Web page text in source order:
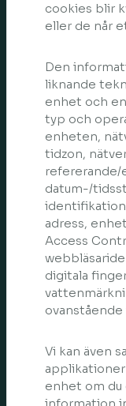
cookies blir
eller de når
Den
liknande
enhet och
typ och
enheten,
tidzon,
refererande/
datum-/
adress,
Access
digitala
Vi kan även
enhet om du